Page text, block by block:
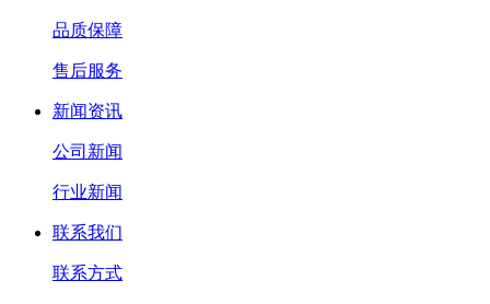
品质保障
售后服务
新闻资讯
公司新闻
行业新闻
联系我们
联系方式